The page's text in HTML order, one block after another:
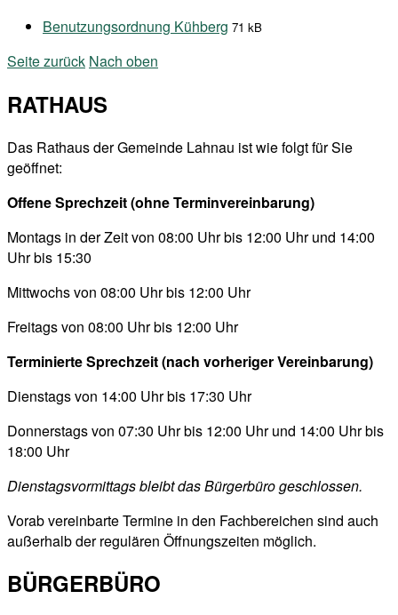
Benutzungsordnung Kühberg 71 kB
Seite zurück Nach oben
RATHAUS
Das Rathaus der Gemeinde Lahnau ist wie folgt für Sie
geöffnet:
Offene Sprechzeit (ohne Terminvereinbarung)
Montags in der Zeit von 08:00 Uhr bis 12:00 Uhr und 14:00
Uhr bis 15:30
Mittwochs von 08:00 Uhr bis 12:00 Uhr
Freitags von 08:00 Uhr bis 12:00 Uhr
Terminierte Sprechzeit (nach vorheriger Vereinbarung)
Dienstags von 14:00 Uhr bis 17:30 Uhr
Donnerstags von 07:30 Uhr bis 12:00 Uhr und 14:00 Uhr bis
18:00 Uhr
Dienstagsvormittags bleibt das Bürgerbüro geschlossen.
Vorab vereinbarte Termine in den Fachbereichen sind auch
außerhalb der regulären Öffnungszeiten möglich.
BÜRGERBÜRO